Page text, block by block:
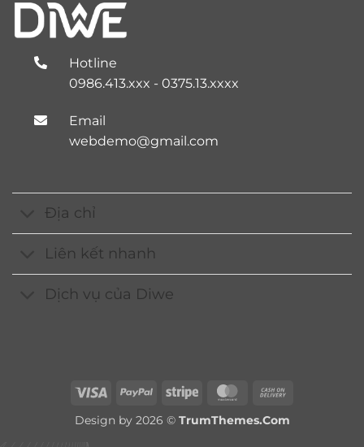
Hotline
0986.413.xxx - 0375.13.xxxx
Email
webdemo@gmail.com
Địa chỉ
Liên kết nhanh
Dịch vụ của Diwe
Visa PayPal Stripe MasterCard
Delivery
Design by 2026 © TrumThemes.Com